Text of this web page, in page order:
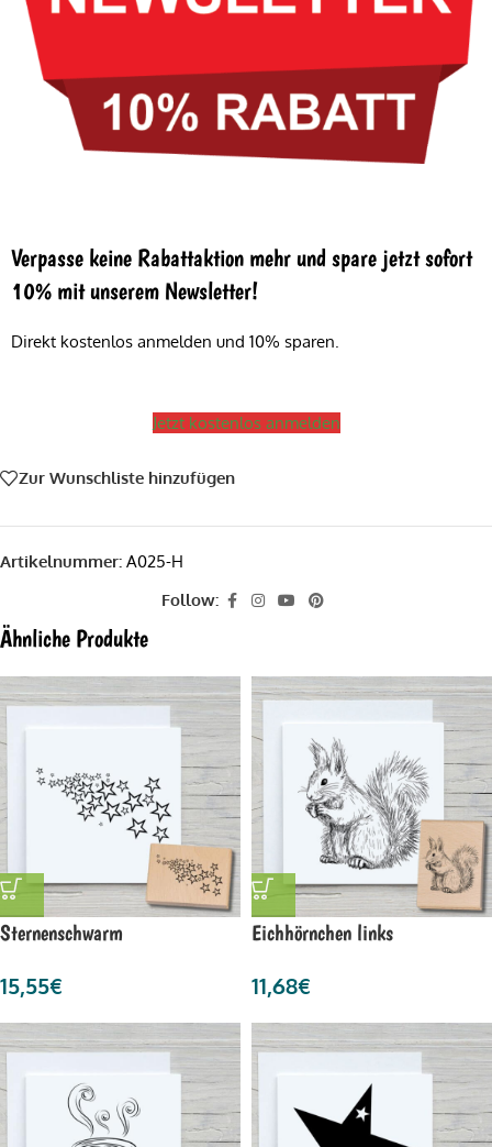
Verpasse keine Rabattaktion mehr und spare jetzt sofort
10% mit unserem Newsletter!
Direkt kostenlos anmelden und 10% sparen.
Jetzt kostenlos anmelden
Zur Wunschliste hinzufügen
Artikelnummer: A025-H
Follow:
Ähnliche Produkte
Sternenschwarm
15,55€
Eichhörnchen links
11,68€